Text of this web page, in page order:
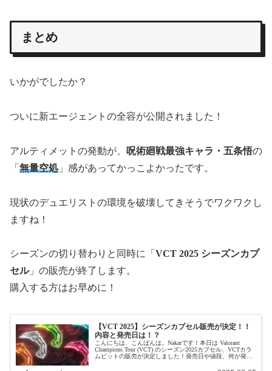
まとめ
いかがでしたか？
ついに新エージェントの全容が公開されました！
アルティメットの発動が、 呪術廻戦最強キャラ・五条悟の
「 無量空処 」感があってかっこよかったです。
現状のデュエリストの環境を破壊してきそうでワクワクし
ますね！
シーズンの切り替わりと同時に「 VCT 2025 シーズンカプ
セル」の販売が終了します。
購入する方はお早めに！
【VCT 2025】シーズンカプセル販売が決定！！
内容と発売日は！？
こんにちは、こんばんは。Nakarです！本日は Valorant
Champions Tour (VCT) のシーズン2025カプセル、VCTカラ
ムビットの販売が決定しました！発売日や値段、何が発売